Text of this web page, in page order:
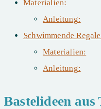
Materialien:
Anleitung:
Schwimmende
Materialien:
Anleitung:
Bastelideen